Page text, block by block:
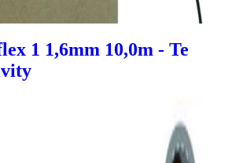
1 1,6mm 10,0m - Te